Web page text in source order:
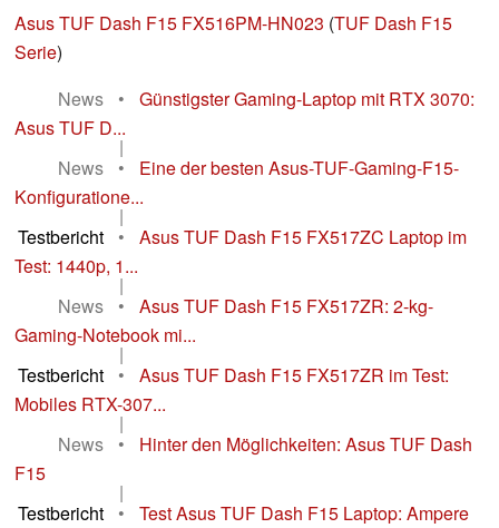
Asus TUF Dash F15 FX516PM-HN023 (TUF Dash F15
Serie)
News
•
Günstigster Gaming-Laptop mit RTX 3070:
Asus TUF D...
|
News
•
Eine der besten Asus-TUF-Gaming-F15-
Konfiguratione...
|
Testbericht
•
Asus TUF Dash F15 FX517ZC Laptop im
Test: 1440p, 1...
|
News
•
Asus TUF Dash F15 FX517ZR: 2-kg-
Gaming-Notebook mi...
|
Testbericht
•
Asus TUF Dash F15 FX517ZR im Test:
Mobiles RTX-307...
|
News
•
Hinter den Möglichkeiten: Asus TUF Dash
F15
|
Testbericht
•
Test Asus TUF Dash F15 Laptop: Ampere